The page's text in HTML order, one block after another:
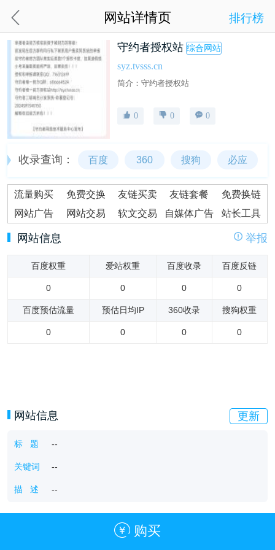
网站详情页 排行榜
守约者授权站 综合网站
syz.tvsss.cn
简介：守约者授权站
0 0 0
收录查询： 百度 360 搜狗 必应
流量购买 免费交换 友链买卖 友链套餐
免费换链
网站广告
网站交易 软文交易 自媒体广告 站长工具
网站信息 举报
百度权重 爱站权重 百度收录 百度反链
0 0 0 0
百度预估流量 预估日均IP 360收录 搜狗权重
0 0 0 0
网站信息 更新
标 题 --
关键词 --
描 述 --
购买